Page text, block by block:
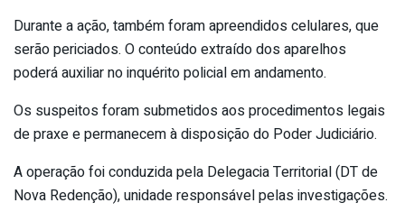
Durante a ação, também foram apreendidos celulares, que
serão periciados. O conteúdo extraído dos aparelhos
poderá auxiliar no inquérito policial em andamento.
Os suspeitos foram submetidos aos procedimentos legais
de praxe e permanecem à disposição do Poder Judiciário.
A operação foi conduzida pela Delegacia Territorial (DT de
Nova Redenção), unidade responsável pelas investigações.